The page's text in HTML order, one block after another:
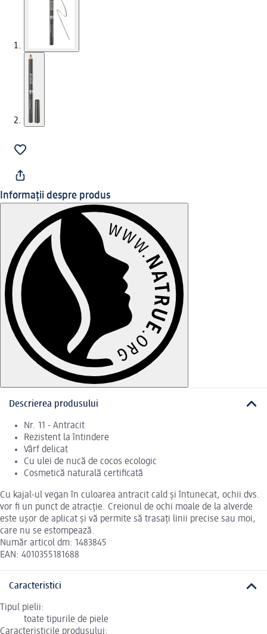
Informații despre produs
Descrierea produsului
Nr. 11 - Antracit
Rezistent la întindere
Vârf delicat
Cu ulei de nucă de cocos ecologic
Cosmetică naturală certificată
Cu kajal-ul vegan în culoarea antracit cald și întunecat, ochii dvs.
vor fi un punct de atracție. Creionul de ochi moale de la alverde
este ușor de aplicat și vă permite să trasați linii precise sau moi,
care nu se estompează.
Număr articol dm: 1483845
EAN: 4010355181688
Caracteristici
Tipul pielii:
toate tipurile de piele
Caracteristicile produsului: